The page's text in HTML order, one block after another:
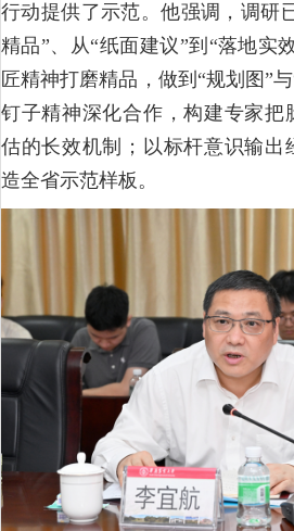
行动提供了示范。他强调，调研
精品”、从“纸面建议”到“落地实
匠精神打磨精品，做到“规划图”
钉子精神深化合作，构建专家把
估的长效机制；以标杆意识输出
造全省示范样板。